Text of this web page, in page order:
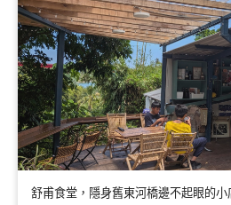
舒甫食堂，隱身舊東河橋邊不起眼的